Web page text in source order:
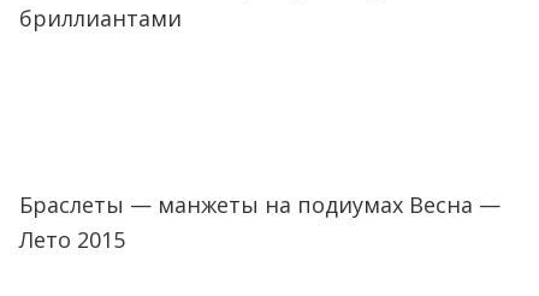
бриллиантами
Браслеты — манжеты на подиумах Весна —
Лето 2015